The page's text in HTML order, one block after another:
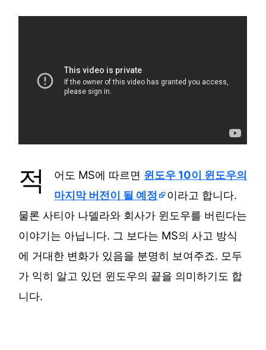
적 어도 MS에 따르면 윈도우 10이 윈도우의
마지막 버전이 될 예정
이라고 합니다.
물론 사티아 나델라와 회사가 윈도우를 버린다는
이야기는 아닙니다. 그 보다는 MS의 사고 방식
에 거대한 변화가 있음을 분명히 보여주죠. 모두
가 익히 알고 있던 윈도우의 끝을 의미하기도 합
니다.